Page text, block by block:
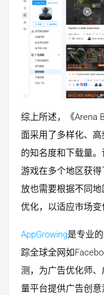
综上所述，《Arena
面采用了多样化、
的知名度和下载量
游戏在多个地区获
放也需要根据不同
优化，以适应市场变
AppGrowing是专业
踪全球全网如
测，为广告优化师
量平台提供广告创